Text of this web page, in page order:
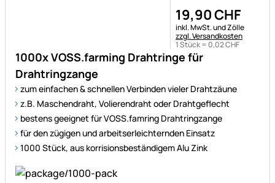
1000x VOSS.farming Drahtringe für
Drahtringzange
zum einfachen & schnellen Verbinden vieler Drahtzäune
z.B. Maschendraht, Volierendraht oder Drahtgeflecht
bestens geeignet für VOSS.famring Drahtringzange
für den zügigen und arbeitserleichternden Einsatz
1000 Stück, aus korrisionsbeständigem Alu Zink
19,90CHF
Steuerhinweis:
inkl. MwSt. und Zölle
zzgl. Versandkosten
1 Stück = 0,02CHF